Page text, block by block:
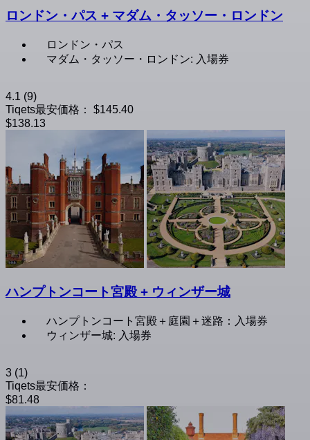
ロンドン・パス + マダム・タッソー・ロンドン
ロンドン・パス
マダム・タッソー・ロンドン: 入場券
4.1 (9)
Tiqets最安価格：
$145.40
$138.13
ハンプトンコート宮殿 + ウィンザー城
ハンプトンコート宮殿＋庭園＋迷路：入場券
ウィンザー城: 入場券
3 (1)
Tiqets最安価格：
$81.48